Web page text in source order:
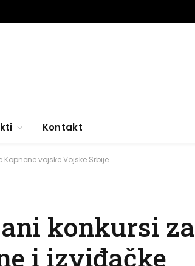
Kontakt
vojske Vojske Srbije
konkursi za
i izviđačke